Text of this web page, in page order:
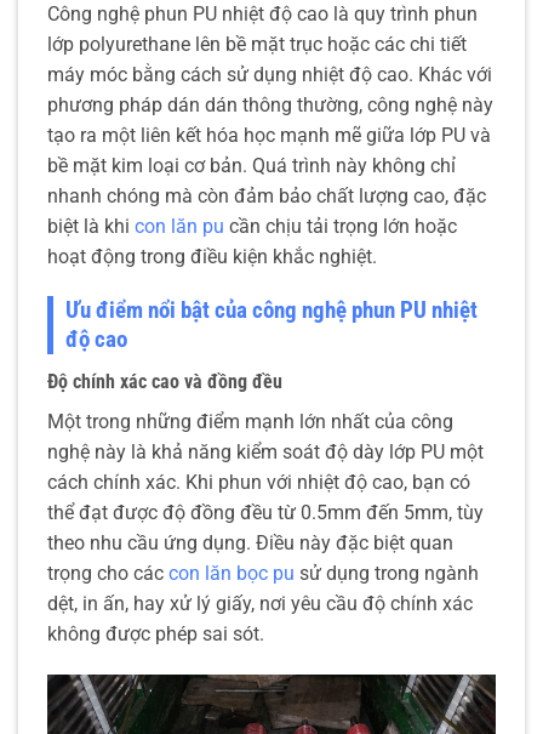
Công nghệ phun PU nhiệt độ cao là quy trình phun
lớp polyurethane lên bề mặt trục hoặc các chi tiết
máy móc bằng cách sử dụng nhiệt độ cao. Khác với
phương pháp dán dán thông thường, công nghệ này
tạo ra một liên kết hóa học mạnh mẽ giữa lớp PU và
bề mặt kim loại cơ bản. Quá trình này không chỉ
nhanh chóng mà còn đảm bảo chất lượng cao, đặc
biệt là khi con lăn pu cần chịu tải trọng lớn hoặc
hoạt động trong điều kiện khắc nghiệt.
Ưu điểm nổi bật của công nghệ phun PU nhiệt
độ cao
Độ chính xác cao và đồng đều
Một trong những điểm mạnh lớn nhất của công
nghệ này là khả năng kiểm soát độ dày lớp PU một
cách chính xác. Khi phun với nhiệt độ cao, bạn có
thể đạt được độ đồng đều từ 0.5mm đến 5mm, tùy
theo nhu cầu ứng dụng. Điều này đặc biệt quan
trọng cho các con lăn bọc pu sử dụng trong ngành
dệt, in ấn, hay xử lý giấy, nơi yêu cầu độ chính xác
không được phép sai sót.